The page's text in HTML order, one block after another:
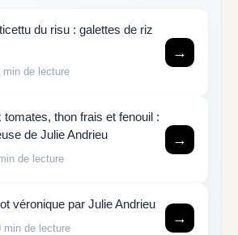
du risu : galettes de riz
min de lecture
→
tomates, thon frais et fenouil :
de Julie Andrieu
de lecture
→
véronique par Julie Andrieu
min de lecture
→